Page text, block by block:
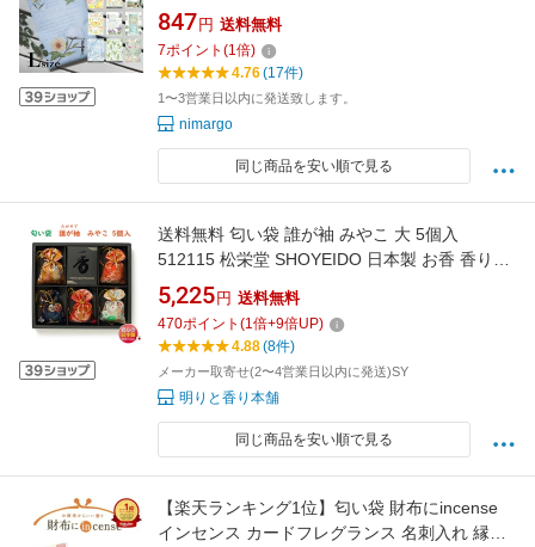
香り センツ 袋 ポプリ 玄関 リビング クローゼ
ット ロッカー 車 ギフト プレゼント 贈り物 癒
し タンス 服 可愛い かわいい お洒落 おしゃれ
847 円 送料無料
7ポイント (1倍)
4.76(17件)
1〜3営業日以内に発送致します。
nimargo
同じ商品を安い順で見る
送料無料 匂い袋 誰が袖 みやこ 大 5個入
512115 松栄堂 SHOYEIDO 日本製 お香 香り袋
匂い香 匂香 香り アロマ サシェ 携帯用 敬老の
日 和風 プレゼント クリスマス 巾着 巾着袋 贈
り物 たがそで 着物
5,225 円 送料無料
470ポイント (1倍+9倍UP)
4.88(8件)
メーカー取寄せ(2〜4営業日以内に発送)SY
明りと香り本舗
同じ商品を安い順で見る
【楽天ランキング1位】匂い袋 財布にincense
インセンス カードフレグランス 名刺入れ 縁起